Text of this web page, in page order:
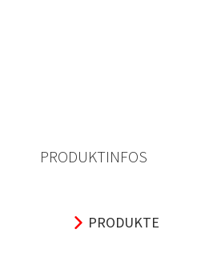
PRODUKTINFOS
PRODUKTE